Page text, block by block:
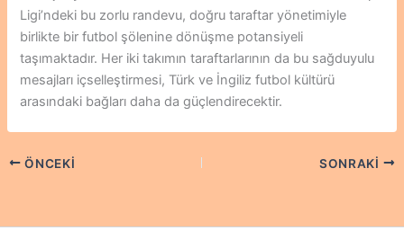
Ligi’ndeki bu zorlu randevu, doğru taraftar yönetimiyle
birlikte bir futbol şölenine dönüşme potansiyeli
taşımaktadır. Her iki takımın taraftarlarının da bu sağduyulu
mesajları içselleştirmesi, Türk ve İngiliz futbol kültürü
arasındaki bağları daha da güçlendirecektir.
ÖNCEKI SONRAKI